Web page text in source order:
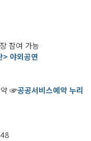
참여 가능
> 야외공연
약 ☞공공서비스예약 누리